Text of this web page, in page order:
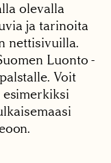
olevalla
ja tarinoita
nettisivuilla.
Luonto -
Voit